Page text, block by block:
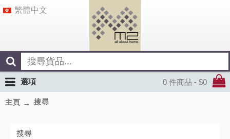
繁體中文
0 件商品 - $0
選項
主頁 搜尋
搜尋